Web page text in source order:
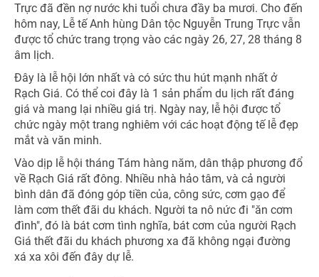
Trực đã đền nợ nước khi tuổi chưa đầy ba mươi. Cho đến
hôm nay, Lễ tế Anh hùng Dân tộc Nguyễn Trung Trực vẫn
được tổ chức trang trọng vào các ngày 26, 27, 28 tháng 8
âm lịch.
Đây là lễ hội lớn nhất và có sức thu hút mạnh nhất ở
Rạch Giá. Có thể coi đây là 1 sản phẩm du lịch rất đáng
giá và mang lại nhiều giá trị. Ngày nay, lễ hội được tổ
chức ngày một trang nghiêm với các hoạt động tế lễ đẹp
mắt và văn minh.
Vào dịp lễ hội tháng Tám hàng năm, dân thập phương đổ
về Rạch Giá rất đông. Nhiều nhà hảo tâm, và cả người
bình dân đã đóng góp tiền của, công sức, cơm gạo để
làm cơm thết đãi du khách. Người ta nô nức đi "ăn cơm
đình", đó là bát cơm tình nghĩa, bát cơm của người Rạch
Giá thết đãi du khách phương xa đã không ngại đường
xá xa xôi đến đây dự lễ.